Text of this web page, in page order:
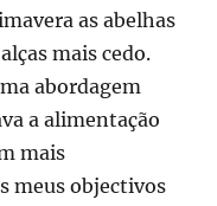
as abelhas
mais cedo.
abordagem
a alimentação
mais
meus objectivos